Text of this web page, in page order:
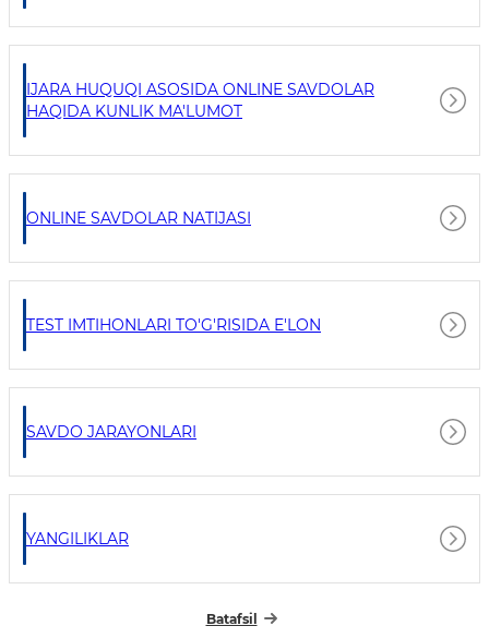
IJARA HUQUQI ASOSIDA ONLINE SAVDOLAR
HAQIDA KUNLIK MA'LUMOT
ONLINE SAVDOLAR NATIJASI
TEST IMTIHONLARI TO'G'RISIDA E'LON
SAVDO JARAYONLARI
YANGILIKLAR
Batafsil